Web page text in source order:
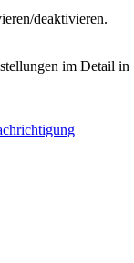
deaktivieren.
im Detail in